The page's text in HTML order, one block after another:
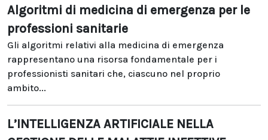
Algoritmi di medicina di emergenza per le
professioni sanitarie
Gli algoritmi relativi alla medicina di emergenza
rappresentano una risorsa fondamentale per i
professionisti sanitari che, ciascuno nel proprio
ambito...
L’INTELLIGENZA ARTIFICIALE NELLA